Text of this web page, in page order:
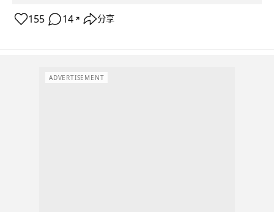
155 14 ↗ 分享
ADVERTISEMENT